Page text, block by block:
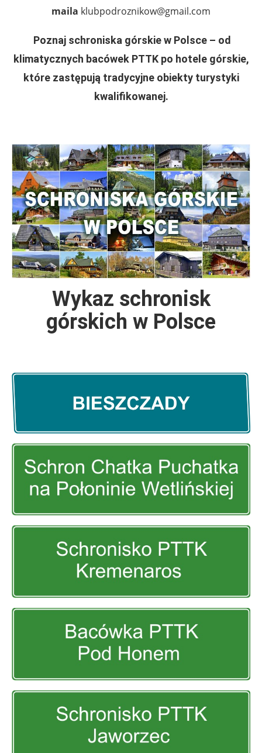
maila klubpodroznikow@gmail.com
Poznaj schroniska górskie w Polsce – od
klimatycznych bacówek PTTK po hotele górskie,
które zastępują tradycyjne obiekty turystyki
kwalifikowanej.
Wykaz schronisk
górskich w Polsce